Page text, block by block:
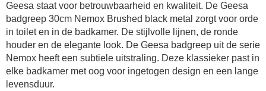
Geesa staat voor betrouwbaarheid en kwaliteit. De Geesa
badgreep 30cm Nemox Brushed black metal zorgt voor orde
in toilet en in de badkamer. De stijlvolle lijnen, de ronde
houder en de elegante look. De Geesa badgreep uit de serie
Nemox heeft een subtiele uitstraling. Deze klassieker past in
elke badkamer met oog voor ingetogen design en een lange
levensduur.